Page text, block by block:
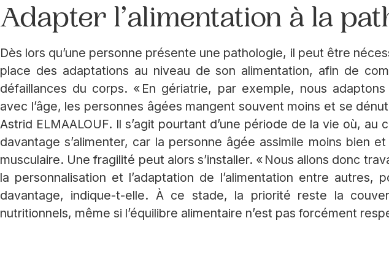
Adapter l’alimentation à la
Dès lors qu’une personne présente une pathologie, il peut être
place des adaptations au niveau de son alimentation, afin de
défaillances du corps. « En gériatrie, par exemple, nous adaptons
avec l’âge, les personnes âgées mangent souvent moins et se
Astrid ELMAALOUF. Il s’agit pourtant d’une période de la vie où, au
davantage s’alimenter, car la personne âgée assimile moins bien
musculaire. Une fragilité peut alors s’installer. « Nous allons donc
la personnalisation et l’adaptation de l’alimentation entre autres,
davantage, indique-t-elle. À ce stade, la priorité reste la
nutritionnels, même si l’équilibre alimentaire n’est pas forcément